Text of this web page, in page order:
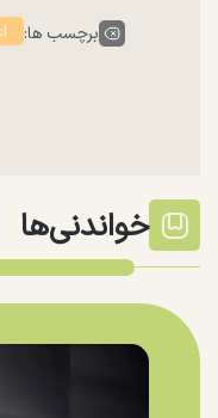
برچسب ها:
خواندنی‌ها